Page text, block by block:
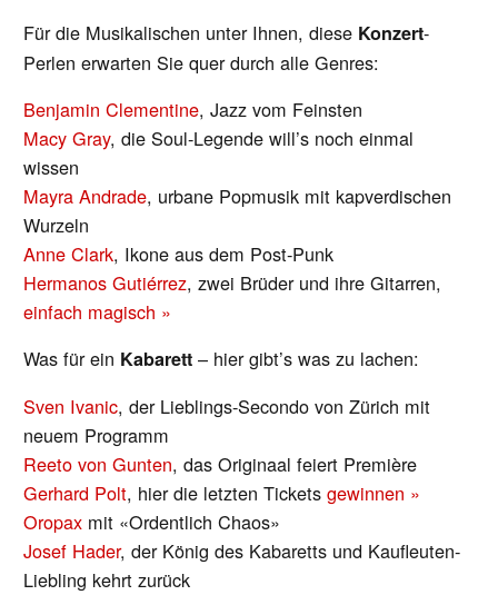
Für die Musikalischen unter Ihnen, diese Konzert-
Perlen erwarten Sie quer durch alle Genres:
Benjamin Clementine, Jazz vom Feinsten
Macy Gray, die Soul-Legende will’s noch einmal
wissen
Mayra Andrade, urbane Popmusik mit kapverdischen
Wurzeln
Anne Clark, Ikone aus dem Post-Punk
Hermanos Gutiérrez, zwei Brüder und ihre Gitarren,
einfach magisch »
Was für ein Kabarett – hier gibt’s was zu lachen:
Sven Ivanic, der Lieblings-Secondo von Zürich mit
neuem Programm
Reeto von Gunten, das Originaal feiert Première
Gerhard Polt, hier die letzten Ticketsgewinnen »
Oropax mit «Ordentlich Chaos»
Josef Hader, der König des Kabaretts und Kaufleuten-
Liebling kehrt zurück